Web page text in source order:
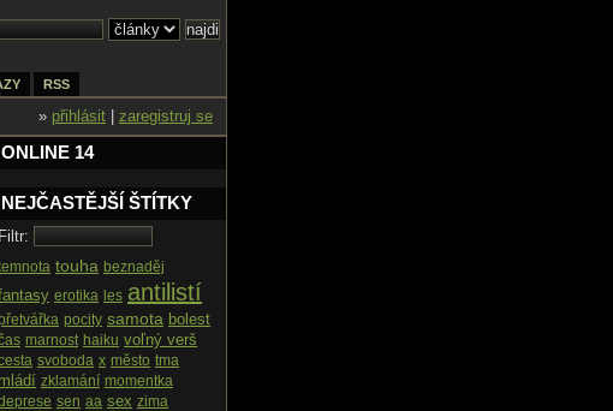
RSS
» přihlásit zaregistruj se
ONLINE 14
NEJČASTĚJŠÍ ŠTÍTKY
Filtr:
touha beznaděj
erotika les antilistí
pocity samota bolest
marnost haiku voľný verš
svoboda x město tma
mládí zklamání momentka
sen aa sex zima